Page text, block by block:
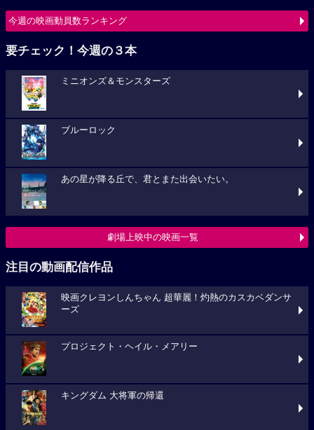
今週の映画動員数ランキング
要チェック！今週の３本
ミニオンズ＆モンスターズ
ブルーロック
あの星が降る丘で、君とまた出会いたい。
劇場上映中の映画一覧
注目の動画配信作品
映画クレヨンしんちゃん 超華麗！灼熱のカスカベダンサ
ーズ
プロジェクト・ヘイル・メアリー
キングダム 大将軍の帰還